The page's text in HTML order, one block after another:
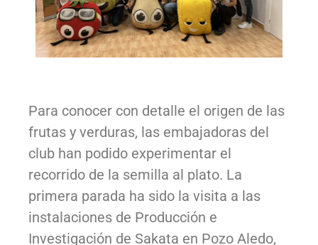
Para conocer con detalle el origen de las
frutas y verduras, las embajadoras del
club han podido experimentar el
recorrido de la semilla al plato. La
primera parada ha sido la visita a las
instalaciones de Producción e
Investigación de Sakata en Pozo Aledo,